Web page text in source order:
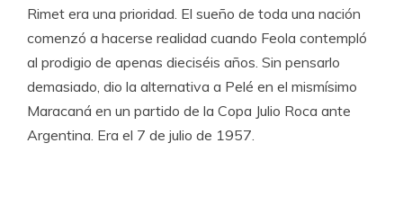
Rimet era una prioridad. El sueño de toda una nación
comenzó a hacerse realidad cuando Feola contempló
al prodigio de apenas dieciséis años. Sin pensarlo
demasiado, dio la alternativa a Pelé en el mismísimo
Maracaná en un partido de la Copa Julio Roca ante
Argentina. Era el 7 de julio de 1957.